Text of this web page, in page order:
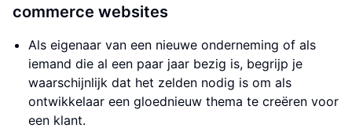
commerce websites
Als eigenaar van een nieuwe onderneming of als
iemand die al een paar jaar bezig is, begrijp je
waarschijnlijk dat het zelden nodig is om als
ontwikkelaar een gloednieuw thema te creëren voor
een klant.